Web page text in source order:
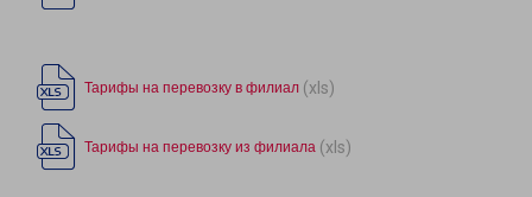
Тарифы на перевозку в филиал (xls)
Тарифы на перевозку из филиала (xls)